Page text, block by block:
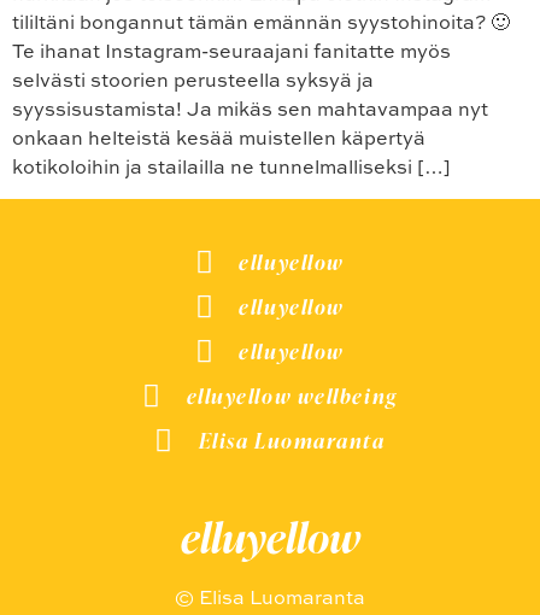
tililtäni bongannut tämän emännän syystohinoita? 🙂
Te ihanat Instagram-seuraajani fanitatte myös
selvästi stoorien perusteella syksyä ja
syyssisustamista! Ja mikäs sen mahtavampaa nyt
onkaan helteistä kesää muistellen käpertyä
kotikoloihin ja stailailla ne tunnelmalliseksi […]
elluyellow
elluyellow
elluyellow
elluyellow wellbeing
Elisa Luomaranta
elluyellow
© Elisa Luomaranta